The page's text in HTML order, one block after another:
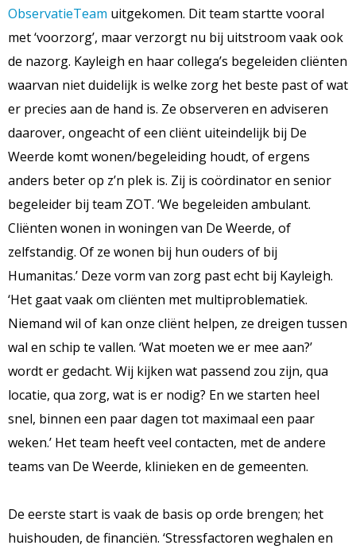
ObservatieTeam uitgekomen. Dit team startte vooral
met ‘voorzorg’, maar verzorgt nu bij uitstroom vaak ook
de nazorg. Kayleigh en haar collega’s begeleiden cliënten
waarvan niet duidelijk is welke zorg het beste past of wat
er precies aan de hand is. Ze observeren en adviseren
daarover, ongeacht of een cliënt uiteindelijk bij De
Weerde komt wonen/begeleiding houdt, of ergens
anders beter op z’n plek is. Zij is coördinator en senior
begeleider bij team ZOT. ‘We begeleiden ambulant.
Cliënten wonen in woningen van De Weerde, of
zelfstandig. Of ze wonen bij hun ouders of bij
Humanitas.’ Deze vorm van zorg past echt bij Kayleigh.
‘Het gaat vaak om cliënten met multiproblematiek.
Niemand wil of kan onze cliënt helpen, ze dreigen tussen
wal en schip te vallen. ‘Wat moeten we er mee aan?’
wordt er gedacht. Wij kijken wat passend zou zijn, qua
locatie, qua zorg, wat is er nodig? En we starten heel
snel, binnen een paar dagen tot maximaal een paar
weken.’ Het team heeft veel contacten, met de andere
teams van De Weerde, klinieken en de gemeenten.
De eerste start is vaak de basis op orde brengen; het
huishouden, de financiën. ‘Stressfactoren weghalen en